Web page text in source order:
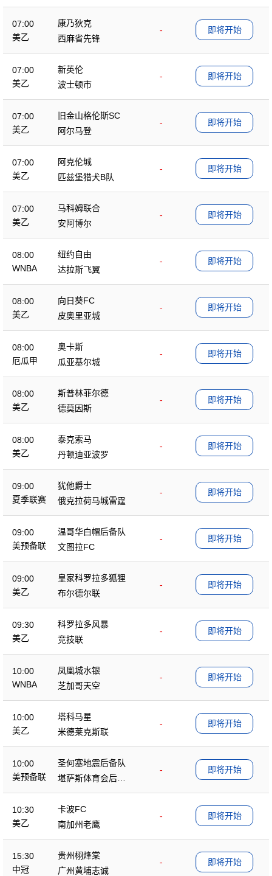
07:00
美乙
康乃狄克
-
西麻省先锋
即将开始
07:00
美乙
新英伦
-
波士顿市
即将开始
07:00
美乙
旧金山格伦斯SC
-
阿尔马登
即将开始
07:00
美乙
阿克伦城
-
匹兹堡猎犬B队
即将开始
07:00
美乙
马科姆联合
-
安阿博尔
即将开始
08:00
WNBA
纽约自由
-
达拉斯飞翼
即将开始
08:00
美乙
向日葵FC
-
皮奥里亚城
即将开始
08:00
厄瓜甲
奥卡斯
-
瓜亚基尔城
即将开始
08:00
美乙
斯普林菲尔德
-
德莫因斯
即将开始
08:00
美乙
泰克索马
-
丹顿迪亚波罗
即将开始
09:00
夏季联赛
犹他爵士
-
俄克拉荷马城雷霆
即将开始
09:00
美预备联
温哥华白帽后备队
-
文图拉FC
即将开始
09:00
美乙
皇家科罗拉多狐狸
-
布尔德尔联
即将开始
09:30
美乙
科罗拉多风暴
-
竞技联
即将开始
10:00
WNBA
凤凰城水银
-
芝加哥天空
即将开始
10:00
美乙
塔科马星
-
米德莱克斯联
即将开始
10:00
美预备联
圣何塞地震后备队
-
堪萨斯体育会后备
队
即将开始
10:30
美乙
卡波FC
-
南加州老鹰
即将开始
15:30
中冠
贵州栩烽棠
-
广州黄埔志诚
即将开始